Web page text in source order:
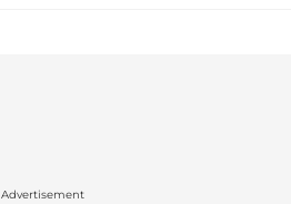
Advertisement